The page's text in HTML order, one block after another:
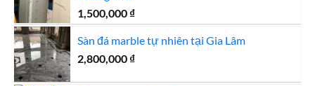
1,500,000 ₫
Sàn đá marble tự nhiên tại Gia Lâm
2,800,000 ₫